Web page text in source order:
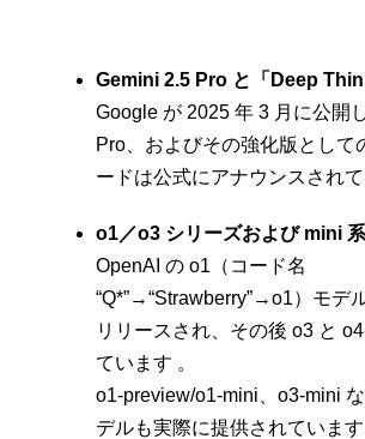
Gemini 2.5 Pro と「Deep
Google が 2025 年 3 月に公開
Pro、およびその強化版として
ードは公式にアナウンスされて
o1／o3 シリーズおよび mini
OpenAI の o1（コード名
“Q*”→“Strawberry”→o1）モデ
リリースされ、その後 o3 と
ています 。
o1-preview/o1-mini、o3-mini
デルも実際に提供されています